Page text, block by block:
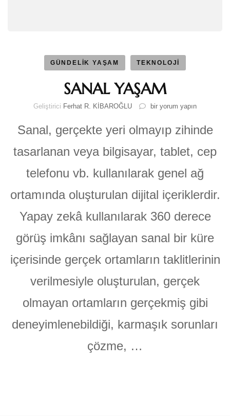
GÜNDELİK YAŞAM TEKNOLOJİ
SANAL YAŞAM
Geliştirici Ferhat R. KİBAROĞLU
SANAL
için
bir yorum yapın
Sanal, gerçekte yeri olmayıp zihinde
tasarlanan veya bilgisayar, tablet, cep
telefonu vb. kullanılarak genel ağ
ortamında oluşturulan dijital içeriklerdir.
Yapay zekâ kullanılarak 360 derece
görüş imkânı sağlayan sanal bir küre
içerisinde gerçek ortamların taklitlerinin
verilmesiyle oluşturulan, gerçek
olmayan ortamların gerçekmiş gibi
deneyimlenebildiği, karmaşık sorunları
çözme, …